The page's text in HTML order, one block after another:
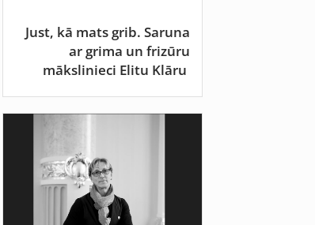
Just, kā mats grib. Saruna
ar grima un frizūru
mākslinieci Elitu Klāru